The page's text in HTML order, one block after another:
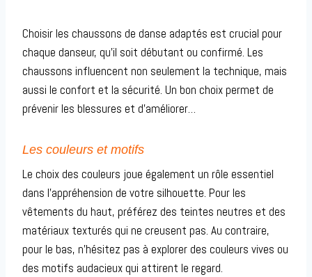
Choisir les chaussons de danse adaptés est crucial pour
chaque danseur, qu’il soit débutant ou confirmé. Les
chaussons influencent non seulement la technique, mais
aussi le confort et la sécurité. Un bon choix permet de
prévenir les blessures et d’améliorer…
Les couleurs et motifs
Le choix des couleurs joue également un rôle essentiel
dans l’appréhension de votre silhouette. Pour les
vêtements du haut, préférez des teintes neutres et des
matériaux texturés qui ne creusent pas. Au contraire,
pour le bas, n’hésitez pas à explorer des couleurs vives ou
des motifs audacieux qui attirent le regard.